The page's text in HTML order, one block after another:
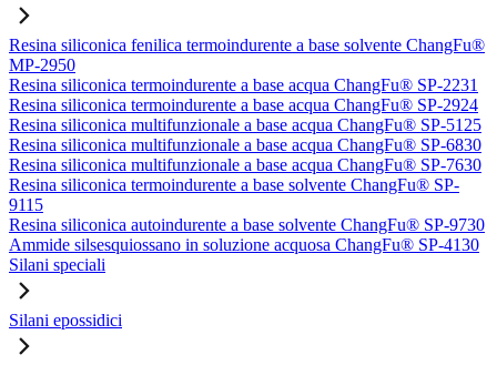
Resina siliconica fenilica termoindurente a base solvente ChangFu®
MP-2950
Resina siliconica termoindurente a base acqua ChangFu® SP-2231
Resina siliconica termoindurente a base acqua ChangFu® SP-2924
Resina siliconica multifunzionale a base acqua ChangFu® SP-5125
Resina siliconica multifunzionale a base acqua ChangFu® SP-6830
Resina siliconica multifunzionale a base acqua ChangFu® SP-7630
Resina siliconica termoindurente a base solvente ChangFu® SP-
9115
Resina siliconica autoindurente a base solvente ChangFu® SP-9730
Ammide silsesquiossano in soluzione acquosa ChangFu® SP-4130
Silani speciali
Silani epossidici